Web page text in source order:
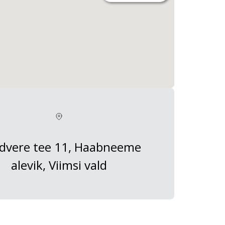
tee 11, Haabneeme
alevik, Viimsi vald